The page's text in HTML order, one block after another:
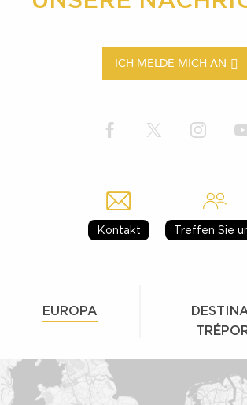
ICH MELDE MICH AN
Kontakt Treffen Sie
EUROPA